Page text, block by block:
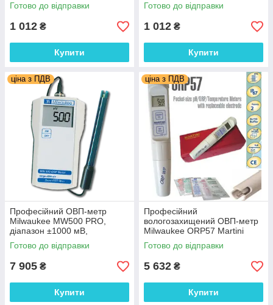
Готово до відправки
1 012 ₴
Купити
Готово до відправки
1 012 ₴
Купити
ціна з ПДВ
Професійний ОВП-метр
Milwaukee MW500 PRO,
діапазон ±1000 мВ,
Угорщина
Готово до відправки
7 905 ₴
Купити
ціна з ПДВ
Професійний
вологозахищений ОВП-метр
Milwaukee ORP57 Martini
±1000 mV; ±2 mV
Готово до відправки
5 632 ₴
Купити